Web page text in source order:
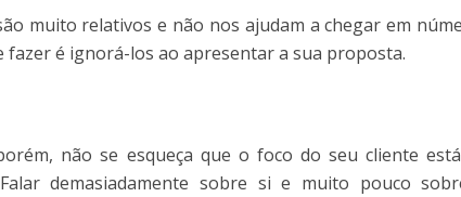
muito relativos e não nos ajudam a chegar em
fazer é ignorá-los ao apresentar a sua proposta.
não se esqueça que o foco do seu cliente
demasiadamente sobre si e muito pouco